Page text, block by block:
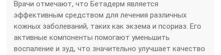
Врачи отмечают, что Бетадерм является
эффективным средством для лечения различных
кожных заболеваний, таких как экзема и псориаз. Его
активные компоненты помогают уменьшить
воспаление и зуд, что значительно улучшает качество